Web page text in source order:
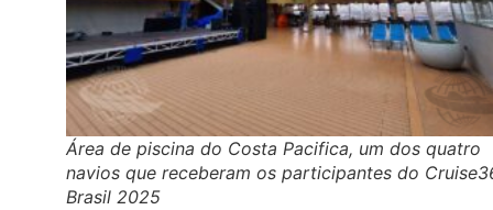
Área de piscina do Costa Pacifica, um dos quatro
navios que receberam os participantes do
Brasil 2025